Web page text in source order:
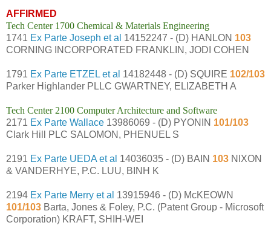
AFFIRMED
Tech Center 1700 Chemical & Materials Engineering
1741 Ex Parte Joseph et al 14152247 - (D) HANLON 103
CORNING INCORPORATED FRANKLIN, JODI COHEN
1791 Ex Parte ETZEL et al 14182448 - (D) SQUIRE 102/103
Parker Highlander PLLC GWARTNEY, ELIZABETH A
Tech Center 2100 Computer Architecture and Software
2171 Ex Parte Wallace 13986069 - (D) PYONIN 101/103
Clark Hill PLC SALOMON, PHENUEL S
2191 Ex Parte UEDA et al 14036035 - (D) BAIN 103 NIXON
& VANDERHYE, P.C. LUU, BINH K
2194 Ex Parte Merry et al 13915946 - (D) McKEOWN
101/103 Barta, Jones & Foley, P.C. (Patent Group - Microsoft
Corporation) KRAFT, SHIH-WEI